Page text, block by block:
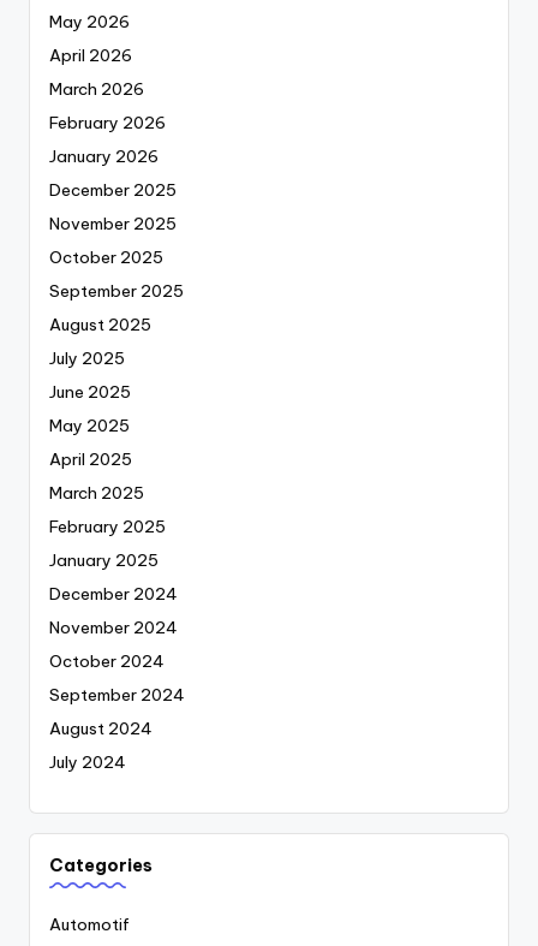
May 2026
April 2026
March 2026
February 2026
January 2026
December 2025
November 2025
October 2025
September 2025
August 2025
July 2025
June 2025
May 2025
April 2025
March 2025
February 2025
January 2025
December 2024
November 2024
October 2024
September 2024
August 2024
July 2024
Categories
Automotif